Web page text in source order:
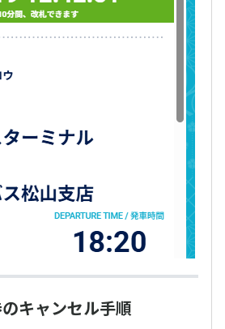
のキャンセル手順